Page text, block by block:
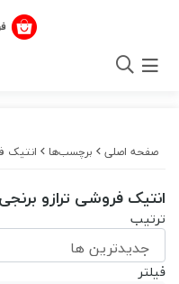
صفحه اصلی برچسب‌ها انتیک
انتیک فروشی ترازو برنجی
ترتیب
فیلتر